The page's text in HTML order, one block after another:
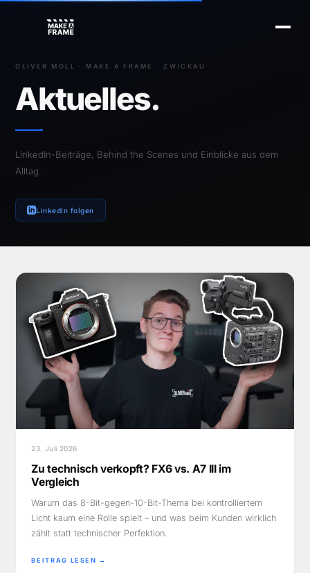
OLIVER MOLL · MAKE A FRAME · ZWICKAU
Aktuelles.
LinkedIn-Beiträge, Behind the Scenes und Einblicke aus dem
Alltag.
LinkedIn folgen
23. Juli 2026
Zu technisch verkopft? FX6 vs. A7 III im
Vergleich
Warum das 8-Bit-gegen-10-Bit-Thema bei kontrolliertem
Licht kaum eine Rolle spielt – und was beim Kunden wirklich
zählt statt technischer Perfektion.
BEITRAG LESEN →